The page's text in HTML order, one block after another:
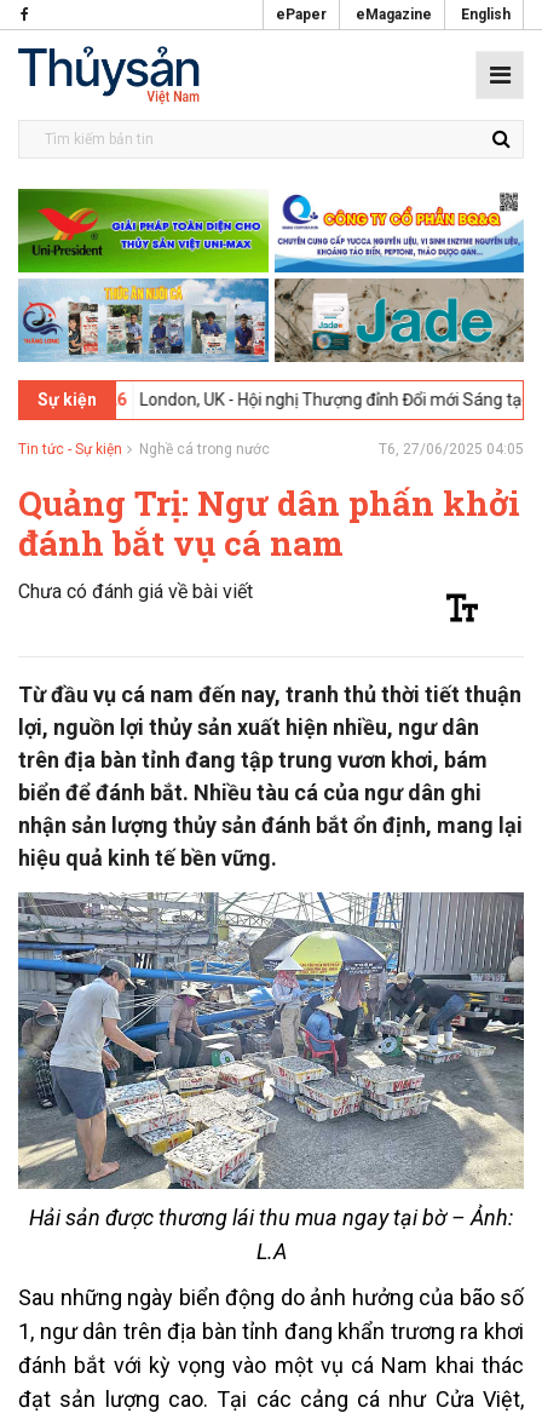
ePaper eMagazine English
Sự kiện
2026 London, UK - Hội nghị Thượng đỉnh Đổi mới Sáng tạo trong
Tin tức - Sự kiện Nghề cá trong nước T6, 27/06/2025 04:05
Quảng Trị: Ngư dân phấn khởi
đánh bắt vụ cá nam
Chưa có đánh giá về bài viết
Từ đầu vụ cá nam đến nay, tranh thủ thời tiết thuận
lợi, nguồn lợi thủy sản xuất hiện nhiều, ngư dân
trên địa bàn tỉnh đang tập trung vươn khơi, bám
biển để đánh bắt. Nhiều tàu cá của ngư dân ghi
nhận sản lượng thủy sản đánh bắt ổn định, mang lại
hiệu quả kinh tế bền vững.
Hải sản được thương lái thu mua ngay tại bờ – Ảnh:
L.A
Sau những ngày biển động do ảnh hưởng của bão số
1, ngư dân trên địa bàn tỉnh đang khẩn trương ra khơi
đánh bắt với kỳ vọng vào một vụ cá Nam khai thác
đạt sản lượng cao. Tại các cảng cá như Cửa Việt,